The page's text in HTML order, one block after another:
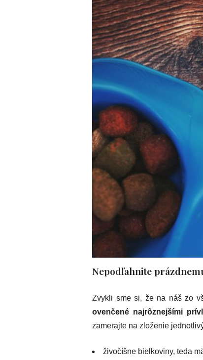
Nepodľahnite
Zvykli sme si, že na náš zo
ovenčené najrôznejšími
zamerajte na zloženie
živočíšne bielkoviny, teda